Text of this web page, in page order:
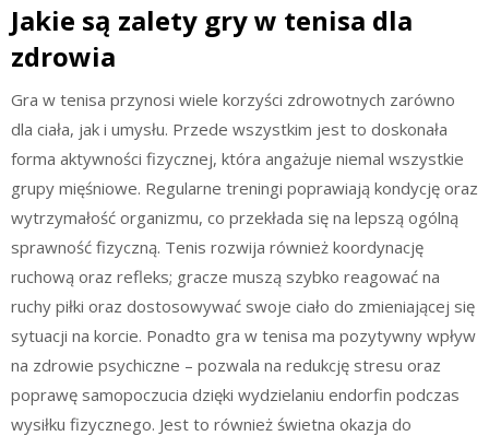
Jakie są zalety gry w tenisa dla
zdrowia
Gra w tenisa przynosi wiele korzyści zdrowotnych zarówno
dla ciała, jak i umysłu. Przede wszystkim jest to doskonała
forma aktywności fizycznej, która angażuje niemal wszystkie
grupy mięśniowe. Regularne treningi poprawiają kondycję oraz
wytrzymałość organizmu, co przekłada się na lepszą ogólną
sprawność fizyczną. Tenis rozwija również koordynację
ruchową oraz refleks; gracze muszą szybko reagować na
ruchy piłki oraz dostosowywać swoje ciało do zmieniającej się
sytuacji na korcie. Ponadto gra w tenisa ma pozytywny wpływ
na zdrowie psychiczne – pozwala na redukcję stresu oraz
poprawę samopoczucia dzięki wydzielaniu endorfin podczas
wysiłku fizycznego. Jest to również świetna okazja do